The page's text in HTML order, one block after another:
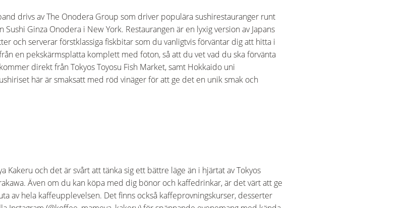
drivs av The Onodera Group som driver populära sushirestauranger runt
Ginza Onodera i New York. Restaurangen är en lyxig version av Japans
och serverar förstklassiga fiskbitar som du vanligtvis förväntar dig att hitta i
en pekskärmsplatta komplett med foton, så att du vet vad du ska förvänta
direkt från Tokyos Toyosu Fish Market, samt Hokkaido uni
här är smaksatt med röd vinäger för att ge det en unik smak och
Kakeru och det är svårt att tänka sig ett bättre läge än i hjärtat av Tokyos
Även om du kan köpa med dig bönor och kaffedrinkar, är det värt att ge
av hela kaffeupplevelsen. Det finns också kaffeprovningskurser, desserter